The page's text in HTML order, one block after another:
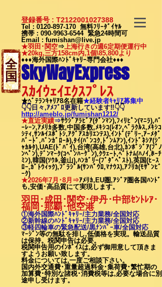
全
国
登録番号 : T2122001027388
Tel : 0120-897-170 無料ﾌﾘｰﾀﾞｲﾔﾙ
携帯 : 090-9963-6544緊急24時間可
Email
: fumishan@live.jp
★羽田･関空⇒上海行きの週6定期便運行中
★20kg,三方158cm内,1個\85,800より
♦♦♦海外国際ﾊﾝﾄﾞｷｬﾘｰ専門会社♦♦♦
SkyWayExpress
ｽｶｲｳｪｲｴｸｽﾌﾟﾚｽ
★ﾍﾞﾃﾗﾝｷｬﾘｱ8名在籍★​経験者ｷｬﾘｱ募集中
👇👇日々,ｱﾒﾌﾞﾛ更新しています‼👇👇
http://ameblo.jp/fumishan1212/
★直近実績⇒ｻｳｼﾞｱﾗﾋﾞｱ(ﾀﾞﾝﾏﾝ),ﾌｨﾘﾋﾟﾝ(ﾏﾆﾗ),ﾊﾞ
ｰﾚｰﾝ,ｱﾒﾘｶ多数,中国多数,ﾒｷｼｺ(ﾚｵﾝ,ﾍﾞﾗｸﾙｽ,ﾒｷｼｺ
ｼﾃｨ,ｻﾝﾙｲｽﾎﾟﾄｼ,ｱｸﾞｱｽｶﾘｴﾝﾃｽ),ｲﾝﾄﾞ(ﾃﾞﾘｰ,ｱｰﾒﾀﾞ
ﾊﾞｰﾄﾞ,ﾊﾞﾝｶﾞﾛｰﾙ),ﾀｲ(ﾊﾞﾝｺｸ,ﾄﾞﾝﾑｱﾝ),ｲﾝﾄﾞﾈｼｱ(ｼﾞ
ｬｶﾙﾀ),UAE(ﾄﾞﾊﾞｲ),台湾(高雄,台北),ｶﾝﾎﾞｼﾞｱ(ﾌﾟﾉ
ﾝﾍﾟﾝ),ﾃﾞﾝﾏｰｸ(ｺﾍﾟﾝﾊｰｹﾞﾝ),ｸｳｪｰﾄ,ﾍﾞﾄﾅﾑ(ﾊﾉｲ,ﾎｰﾁ
ﾐﾝ),韓国(ｿｳﾙ,釜山),ﾊﾝｶﾞﾘｰ(ﾌﾞﾀﾞﾍﾟｽﾄ),英国(ﾋｰｽ
ﾛｰ,ｶﾞﾄｳｨｯｸ),ﾌﾞﾗｼﾞﾙ(ｻﾝﾊﾟｳﾛ,ﾏﾅｳｽ),ｱﾌﾘｶ(ﾓｻﾞﾝﾋﾞ
ｰｸ)
★2026年7月･8月⇒ｱﾒﾘｶ,EU圏,ｱｼﾞｱ圏各国ﾊﾝﾄﾞ
も,安価･高品質にて実現します。
羽田･成田･関空･伊丹･中部ｾﾝﾄﾚｱ･
福岡･那覇･他空港
①海外国際ﾊﾝﾄﾞｷｬﾘｰ/主力業務/全国対応
②新幹線のﾊﾝﾄﾞｷｬﾘｰ/主力業務/全国対応
③軽四輪車の緊急配送/黒ﾅﾝﾊﾞｰ車/全国対応
ﾏｰｼﾞﾝ等の無駄を排し,低価格を実現。輸送品質
は保持。税関申告は必要。
税関申告用のｲﾝﾎﾞｲｽは,必ず御用意して頂きま
すようお願い致します。
料金については,一度ご相談下さい。
国内外交通費･重量超過料金･集荷費･繁忙期の
加算費･特別な諸税･消費税等は,必要な場合に別
途申し受けます。